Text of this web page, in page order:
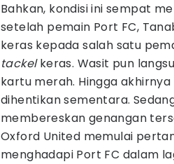
Bahkan, kondisi ini sempat
setelah pemain Port FC,
keras kepada salah satu
tackelkeras. Wasit pun
kartu merah. Hingga
dihentikan sementara.
membereskan genangan
Oxford United memulai
menghadapi Port FC dalam